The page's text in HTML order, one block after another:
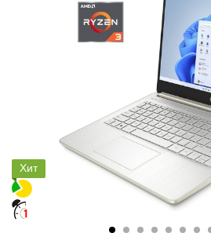
Хит